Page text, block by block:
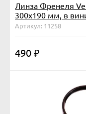
Линза Френеля
300x190 мм, в
рамке
Артикул: 11258
490 ₽